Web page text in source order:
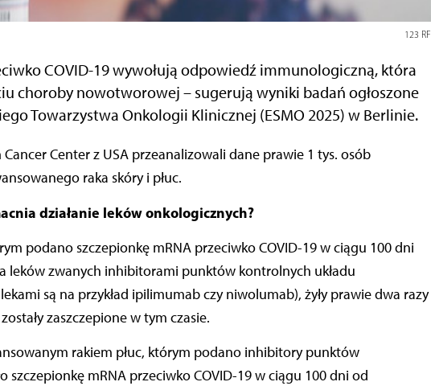
123 RF
COVID-19 wywołują odpowiedź immunologiczną, która
choroby nowotworowej – sugerują wyniki badań ogłoszone
Towarzystwa Onkologii Klinicznej (ESMO 2025) w Berlinie.
raka skóry i płuc.
działanie leków onkologicznych?
podano szczepionkę mRNA przeciwko COVID-19 w ciągu 100 dni
leków zwanych inhibitorami punktów kontrolnych układu
są na przykład ipilimumab czy niwolumab), żyły prawie dwa razy
zaszczepione w tym czasie.
rakiem płuc, którym podano inhibitory punktów
szczepionkę mRNA przeciwko COVID-19 w ciągu 100 dni od